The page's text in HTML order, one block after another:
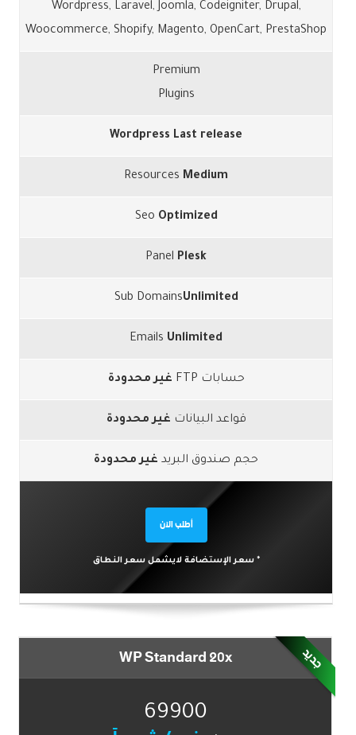
Wordpress, Laravel, Joomla, Codeigniter, Drupal,
Woocommerce, Shopify, Magento, OpenCart, PrestaShop
Premium
Plugins
Wordpress Last release
Resources Medium
Seo Optimized
Panel Plesk
Sub DomainsUnlimited
Emails Unlimited
حسابات FTP غير محدودة
قواعد البيانات غير محدودة
حجم صندوق البريد غير محدودة
أطلب الآن
* سعر الإستضافة لايشمل سعر النطاق
جديد WP Standard 20x
69900